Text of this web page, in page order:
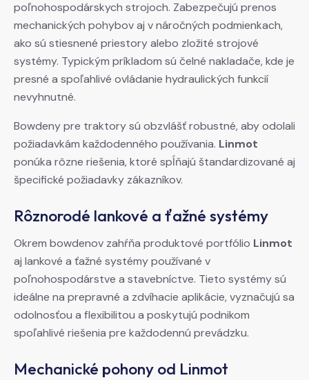
poľnohospodárskych strojoch. Zabezpečujú prenos
mechanických pohybov aj v náročných podmienkach,
ako sú stiesnené priestory alebo zložité strojové
systémy. Typickým príkladom sú čelné nakladače, kde je
presné a spoľahlivé ovládanie hydraulických funkcií
nevyhnutné.
Bowdeny pre traktory sú obzvlášť robustné, aby odolali
požiadavkám každodenného používania. Linmot
ponúka rôzne riešenia, ktoré spĺňajú štandardizované aj
špecifické požiadavky zákazníkov.
Rôznorodé lankové a ťažné systémy
Okrem bowdenov zahŕňa produktové portfólio Linmot
aj lankové a ťažné systémy používané v
poľnohospodárstve a stavebníctve. Tieto systémy sú
ideálne na prepravné a zdvíhacie aplikácie, vyznačujú sa
odolnosťou a flexibilitou a poskytujú podnikom
spoľahlivé riešenia pre každodennú prevádzku.
Mechanické pohony od Linmot